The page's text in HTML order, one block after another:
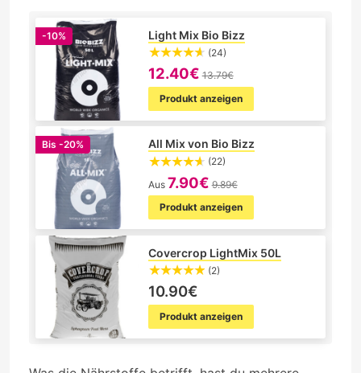
-10% Light Mix Bio Bizz
(24)
12.40€ 13.79€
Produkt anzeigen
Bis -20% All Mix von Bio Bizz
(22)
Aus 7.90€ 9.89€
Produkt anzeigen
Covercrop LightMix 50L
(2)
10.90€
Produkt anzeigen